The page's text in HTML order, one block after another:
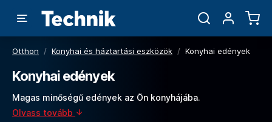
Otthon / Konyhai és háztartási eszközök / Konyhai edények
Konyhai edények
Magas minőségű edények az Ön konyhájába.
Olvass tovább